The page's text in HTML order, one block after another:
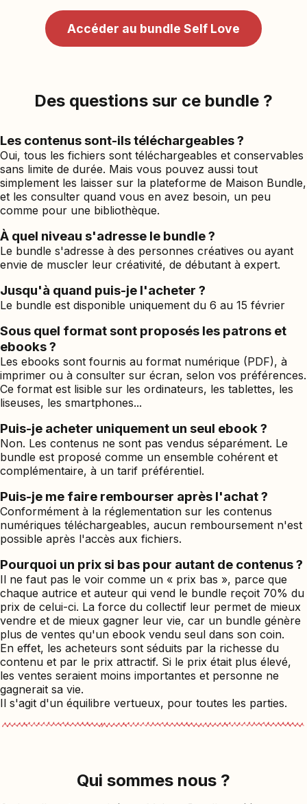
Accéder au bundle Self Love
Des questions sur ce bundle ?
Les contenus sont-ils téléchargeables ?
Oui, tous les fichiers sont téléchargeables et conservables
sans limite de durée. Mais vous pouvez aussi tout
simplement les laisser sur la plateforme de Maison Bundle,
et les consulter quand vous en avez besoin, un peu
comme pour une bibliothèque.
À quel niveau s'adresse le bundle ?
Le bundle s'adresse à des personnes créatives ou ayant
envie de muscler leur créativité, de débutant à expert.
Jusqu'à quand puis-je l'acheter ?
Le bundle est disponible uniquement du 6 au 15 février
Sous quel format sont proposés les patrons et
ebooks ?
Les ebooks sont fournis au format numérique (PDF), à
imprimer ou à consulter sur écran, selon vos préférences.
Ce format est lisible sur les ordinateurs, les tablettes, les
liseuses, les smartphones...
Puis-je acheter uniquement un seul ebook ?
Non. Les contenus ne sont pas vendus séparément. Le
bundle est proposé comme un ensemble cohérent et
complémentaire, à un tarif préférentiel.
Puis-je me faire rembourser après l'achat ?
Conformément à la réglementation sur les contenus
numériques téléchargeables, aucun remboursement n'est
possible après l'accès aux fichiers.
Pourquoi un prix si bas pour autant de contenus ?
Il ne faut pas le voir comme un « prix bas », parce que
chaque autrice et auteur qui vend le bundle reçoit 70% du
prix de celui-ci. La force du collectif leur permet de mieux
vendre et de mieux gagner leur vie, car un bundle génère
plus de ventes qu'un ebook vendu seul dans son coin.
En effet, les acheteurs sont séduits par la richesse du
contenu et par le prix attractif. Si le prix était plus élevé,
les ventes seraient moins importantes et personne ne
gagnerait sa vie.
Il s'agit d'un équilibre vertueux, pour toutes les parties.
Qui sommes nous ?